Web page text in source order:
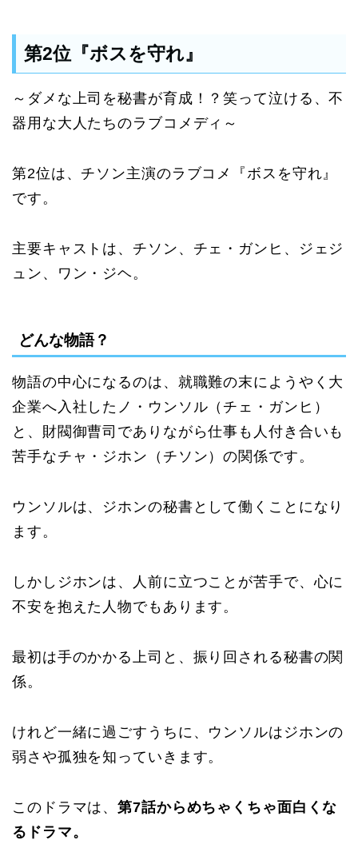
第2位『ボスを守れ』
～ダメな上司を秘書が育成！？笑って泣ける、不
器用な大人たちのラブコメディ～
第2位は、チソン主演のラブコメ『ボスを守れ』
です。
主要キャストは、チソン、チェ・ガンヒ、ジェジ
ュン、ワン・ジヘ。
どんな物語？
物語の中心になるのは、就職難の末にようやく大
企業へ入社したノ・ウンソル（チェ・ガンヒ）
と、財閥御曹司でありながら仕事も人付き合いも
苦手なチャ・ジホン（チソン）の関係です。
ウンソルは、ジホンの秘書として働くことになり
ます。
しかしジホンは、人前に立つことが苦手で、心に
不安を抱えた人物でもあります。
最初は手のかかる上司と、振り回される秘書の関
係。
けれど一緒に過ごすうちに、ウンソルはジホンの
弱さや孤独を知っていきます。
このドラマは、第7話からめちゃくちゃ面白くな
るドラマ。